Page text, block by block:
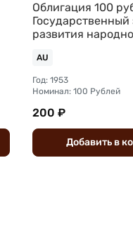
Облигация 100
Государственный
развития
AU
Год: 1953
Номинал: 100 Рублей
200 ₽
Добавить в